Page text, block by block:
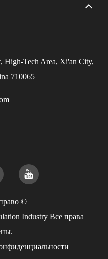
High-Tech Area, Xi'an City,
710065
©
Industry Все права